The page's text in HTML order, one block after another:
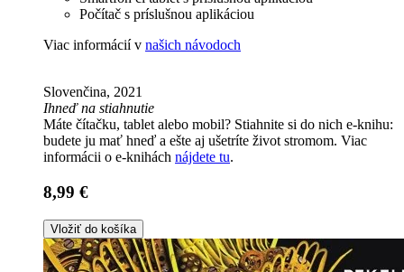
Počítač s príslušnou aplikáciou
Viac informácií v našich návodoch
Slovenčina, 2021
Ihneď na stiahnutie
Máte čítačku, tablet alebo mobil? Stiahnite si do nich e-knihu:
budete ju mať hneď a ešte aj ušetríte život stromom. Viac
informácii o e-knihách nájdete tu.
8,99 €
Vložiť do košíka